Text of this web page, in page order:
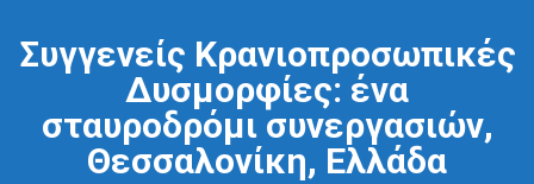
Συγγενείς Κρανιοπροσωπικές
Δυσμορφίες: ένα
σταυροδρόμι συνεργασιών,
Θεσσαλονίκη, Ελλάδα